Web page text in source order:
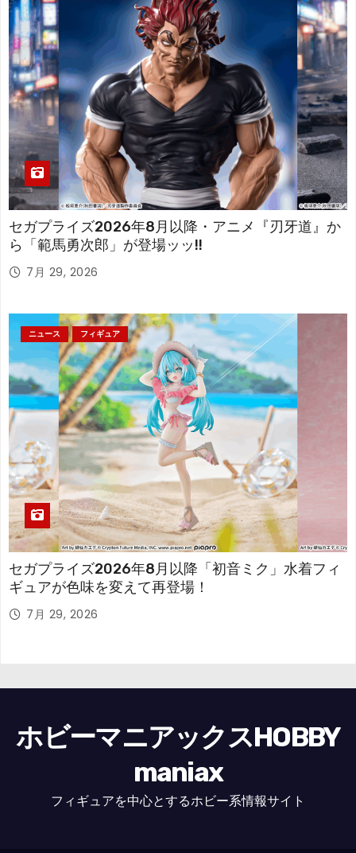
セガプライズ2026年8月以降・アニメ『刃牙道』か
ら「範馬勇次郎」が登場ッッ!!
7月 29, 2026
ニュース フィギュア
セガプライズ2026年8月以降「初音ミク」水着フィ
ギュアが色味を変えて再登場！
7月 29, 2026
ホビーマニアックスHOBBY
maniax
フィギュアを中心とするホビー系情報サイト